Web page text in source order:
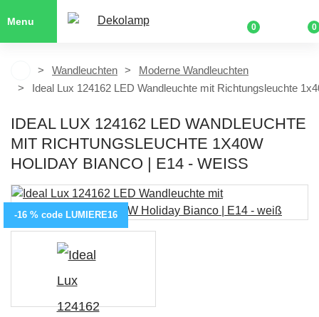
Menu
0 0
Wandleuchten
Moderne Wandleuchten
Ideal Lux 124162 LED Wandleuchte mit Richtungsleuchte
IDEAL LUX 124162 LED WANDLEUCHTE
MIT RICHTUNGSLEUCHTE 1X40W
HOLIDAY BIANCO | E14 - WEISS
-16 % code LUMIERE16